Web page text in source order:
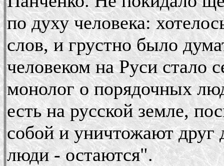
по духу человека:
слов, и грустно было
человеком на Руси стало
монолог о порядочных
есть на русской земле,
собой и уничтожают друг
люди - остаются".